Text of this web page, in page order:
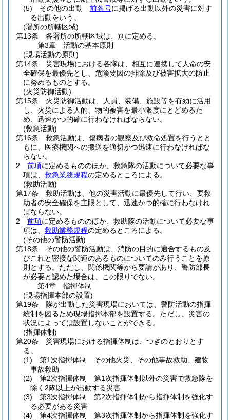
(5)
その他の出動 前各号に掲げる出動以外の災害に対す
る出動をいう。
(署所の所轄区域)
第13条
各署所の所轄区域は、別に定める。
第3章
活動の基本原則
(現場活動の原則)
第14条
災害現場における各隊は、相互に連携して人命の安
全確保を最優先とし、危険要因の排除及び被害拡大の防止
に努めるものとする。
(火災防御活動)
第15条
火災防御活動は、人員、装備、施設等を有効に活用
し、火災による人的、物的被害を最小限度にとどめるた
め、迅速かつ的確に行わなければならない。
(救急活動)
第16条
救急活動は、傷病者の観察及び救命処置を行うとと
もに、医療機関への搬送を適切かつ迅速に行わなければな
らない。
2
前項に定めるもののほか、救急隊の活動について必要な事
項は、 救急業務規程の定めるところによる。
(救助活動)
第17条
救助活動は、他の災害活動に最優先して行い、要救
助者の安全確保を主眼として、迅速かつ的確に行わなけれ
ばならない。
2
前項に定めるもののほか、救助隊の活動について必要な事
項は、 救助業務規程の定めるところによる。
(その他の警防活動)
第18条
その他の警防活動は、消防の目的に適合するもの及
びこれと密接な関連のあるものについてのみ行うことを原
則とする。 ただし、関係機関等から要請があり、警防部長
が必要と認めた場合は、この限りでない。
第4章
指揮体制
(現場指揮本部の設置)
第19条
隊が出動した災害現場においては、警防活動の指揮
統制を図るため現場指揮本部を設置する。 ただし、災害の
状況によっては設置しないことができる。
(指揮体制)
第20条
災害現場における指揮体制は、つぎのとおりとす
る。
(1)
第1次指揮体制 その他火災、その他事故救助、建物
事故救助
(2)
第2次指揮体制 第1次指揮体制以外の災害で救急隊を
除く2隊以上が出動する災害
(3)
第3次指揮体制 第2次指揮体制から指揮体制を強化す
る必要がある災害
(4)
第4次指揮体制 第3次指揮体制から指揮体制を強化す